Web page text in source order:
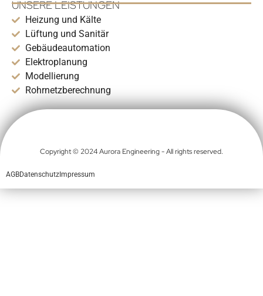
UNSERE LEISTUNGEN
Heizung und Kälte
Lüftung und Sanitär
Gebäudeautomation
Elektroplanung
Modellierung
Rohrnetzberechnung
Copyright © 2024 Aurora Engineering - All rights reserved.
AGBDatenschutz Impressum